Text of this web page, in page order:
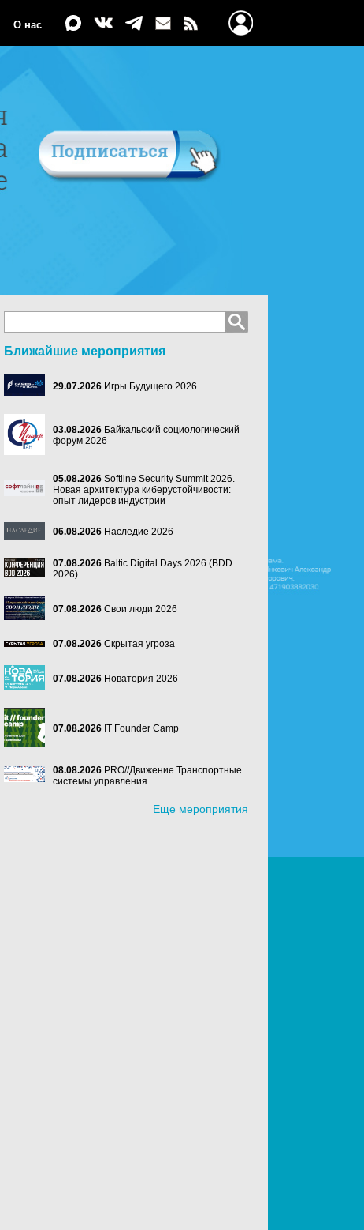
О нас
Ближайшие мероприятия
29.07.2026 Игры Будущего 2026
03.08.2026 Байкальский социологический
форум 2026
05.08.2026 Softline Security Summit 2026.
Новая архитектура киберустойчивости:
опыт лидеров индустрии
06.08.2026 Наследие 2026
07.08.2026 Baltic Digital Days 2026 (BDD
2026)
07.08.2026 Свои люди 2026
07.08.2026 Скрытая угроза
07.08.2026 Новатория 2026
07.08.2026 IT Founder Camp
08.08.2026 PRO//Движение.Транспортные
системы управления
Еще мероприятия